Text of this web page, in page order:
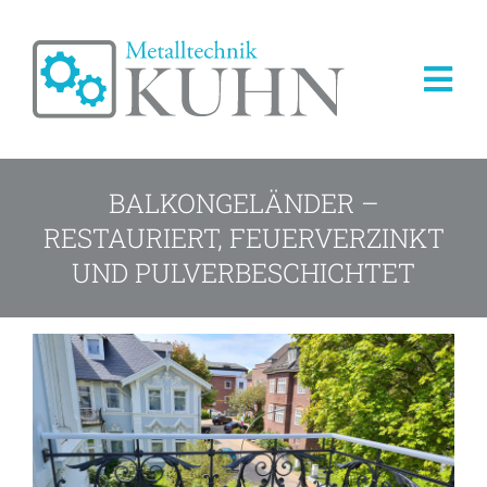
Inhalt
springen
Hausservice
Gewerbeservice
Balkon Wintergarten
Schweißservice
BALKONGELÄNDER –
RESTAURIERT, FEUERVERZINKT
UND PULVERBESCHICHTET